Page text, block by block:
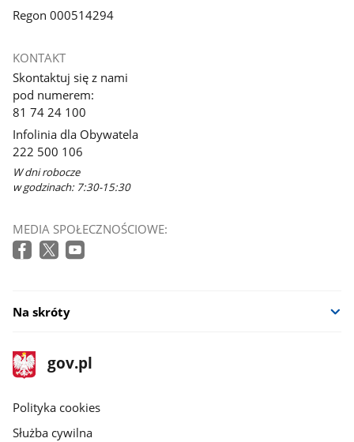
Regon 000514294
KONTAKT
Skontaktuj się z nami
pod numerem:
81 74 24 100
Infolinia dla Obywatela
222 500 106
W dni robocze
w godzinach: 7:30-15:30
MEDIA SPOŁECZNOŚCIOWE:
Na skróty
stopka
gov.pl
Strona
gov.pl
gov.pl
Polityka cookies
Służba cywilna